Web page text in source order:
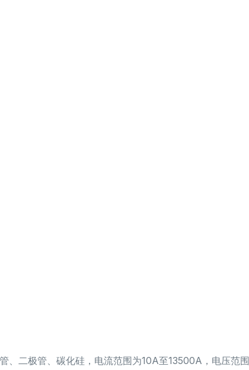
二极管、碳化硅，电流范围为10A至13500A，电压范